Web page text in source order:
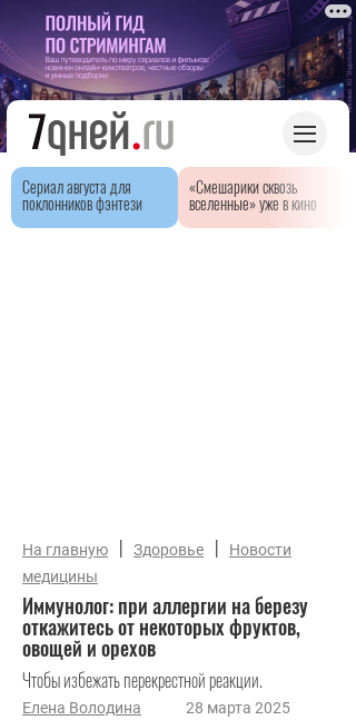
Сериал августа для
поклонников фэнтези
«Смешарики сквозь
вселенные» уже в кино
На главную | Здоровье |
Новости
медицины
Иммунолог: при аллергии на березу
откажитесь от некоторых фруктов,
овощей и орехов
Чтобы избежать перекрестной реакции.
Елена Володина 28 марта 2025